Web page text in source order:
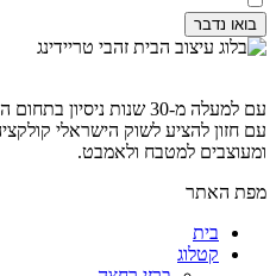
בואו נדבר
עם חזון להציע לשוק הישראלי
ומעוצבים למטבח ולאמבט.
מפת האתר
בית
קטלוג